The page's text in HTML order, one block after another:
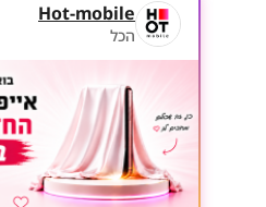
Hot-mobile
הכל